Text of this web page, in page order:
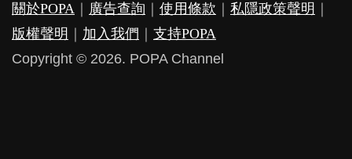
關於POPA 廣告查詢 使用條款 私隱政策聲明
版權聲明
加入我們
支持POPA
Copyright © 2026. POPA Channel